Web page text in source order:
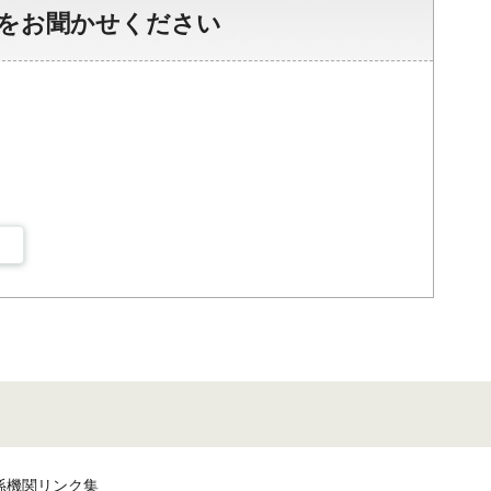
お聞かせください
機関リンク集